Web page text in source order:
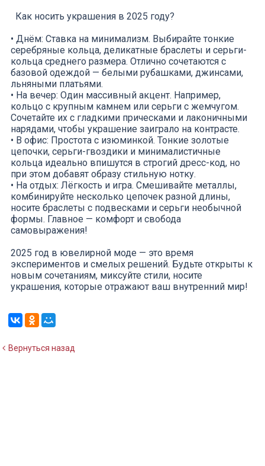
Как носить украшения в 2025 году?
• Днём: Ставка на минимализм. Выбирайте тонкие
серебряные кольца, деликатные браслеты и серьги-
кольца среднего размера. Отлично сочетаются с
базовой одеждой — белыми рубашками, джинсами,
льняными платьями.
• На вечер: Один массивный акцент. Например,
кольцо с крупным камнем или серьги с жемчугом.
Сочетайте их с гладкими прическами и лаконичными
нарядами, чтобы украшение заиграло на контрасте.
• В офис: Простота с изюминкой. Тонкие золотые
цепочки, серьги-гвоздики и минималистичные
кольца идеально впишутся в строгий дресс-код, но
при этом добавят образу стильную нотку.
• На отдых: Лёгкость и игра. Смешивайте металлы,
комбинируйте несколько цепочек разной длины,
носите браслеты с подвесками и серьги необычной
формы. Главное — комфорт и свобода
самовыражения!
2025 год в ювелирной моде — это время
экспериментов и смелых решений. Будьте открыты к
новым сочетаниям, миксуйте стили, носите
украшения, которые отражают ваш внутренний мир!
Вернуться назад